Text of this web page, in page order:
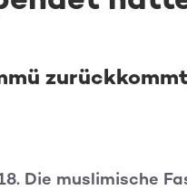
Die muslimische